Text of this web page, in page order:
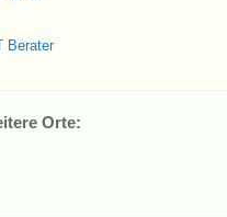
Berater
Orte: